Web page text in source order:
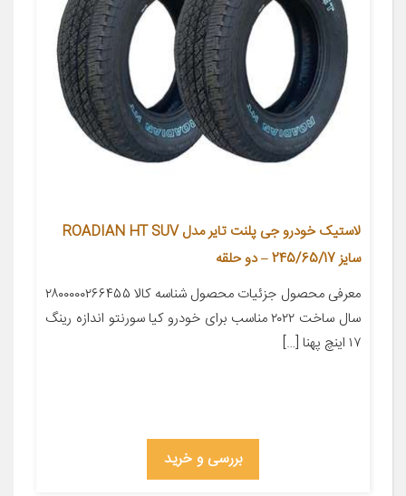
لاستیک خودرو جی پلنت تایر مدل ROADIAN HT SUV
سایز 245/65/17 – دو حلقه
معرفی محصول جزئیات محصول شناسه کالا ۲۸۰۰۰۰۰۲۶۶۴۵۵
سال ساخت ۲۰۲۲ مناسب برای خودرو کیا سورنتو اندازه رینگ
۱۷ اینچ پهنا […]
بررسی و خرید